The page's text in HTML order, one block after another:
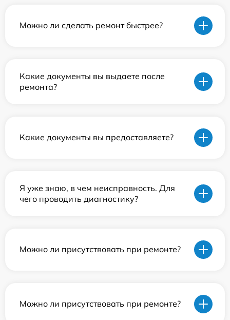
Можно ли сделать ремонт быстрее?
Какие документы вы выдаете после
ремонта?
Какие документы вы предоставляете?
Я уже знаю, в чем неисправность. Для
чего проводить диагностику?
Можно ли присутствовать при ремонте?
Можно ли присутствовать при ремонте?